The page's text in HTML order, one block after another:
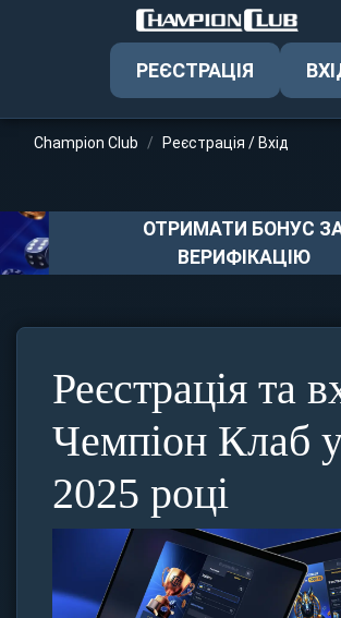
РЕЄСТРАЦІЯ
Champion Club Реєстрація / Вхід
ОТРИМАТИ БОНУС
ВЕРИФІКАЦІЮ
Реєстрація та
Чемпіон Клаб
2025 році